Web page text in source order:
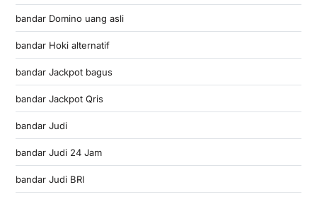
bandar Domino uang asli
bandar Hoki alternatif
bandar Jackpot bagus
bandar Jackpot Qris
bandar Judi
bandar Judi 24 Jam
bandar Judi BRI